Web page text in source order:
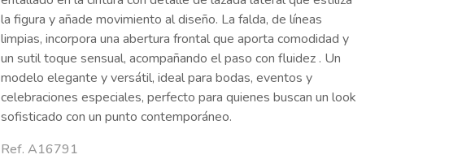
la figura y añade movimiento al diseño. La falda, de líneas
limpias, incorpora una abertura frontal que aporta comodidad y
un sutil toque sensual, acompañando el paso con fluidez . Un
modelo elegante y versátil, ideal para bodas, eventos y
celebraciones especiales, perfecto para quienes buscan un look
sofisticado con un punto contemporáneo.
Ref. A16791